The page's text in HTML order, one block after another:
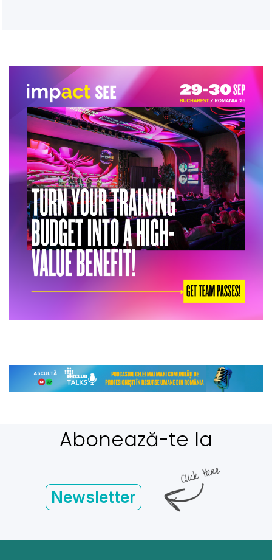
Abonează-te la
Newsletter